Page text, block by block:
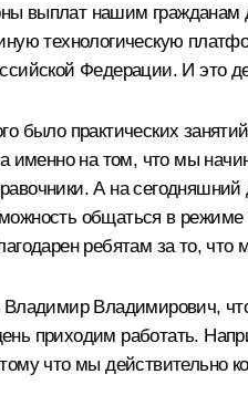
выплат нашим гражданам
технологическую
Федерации. И это
было практических
именно на том, что мы
А на
общаться в режиме
ребятам за то,
Владимир Владимирович,
приходим работать.
что мы действительно